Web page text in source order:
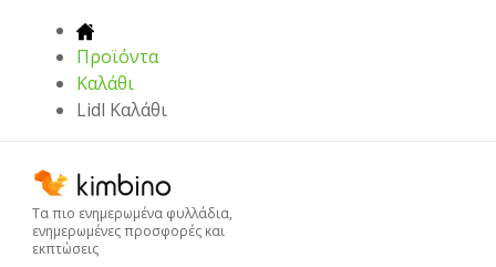
Προϊόντα
Καλάθι
Lidl Καλάθι
Τα πιο ενημερωμένα φυλλάδια,
ενημερωμένες προσφορές και
εκπτώσεις